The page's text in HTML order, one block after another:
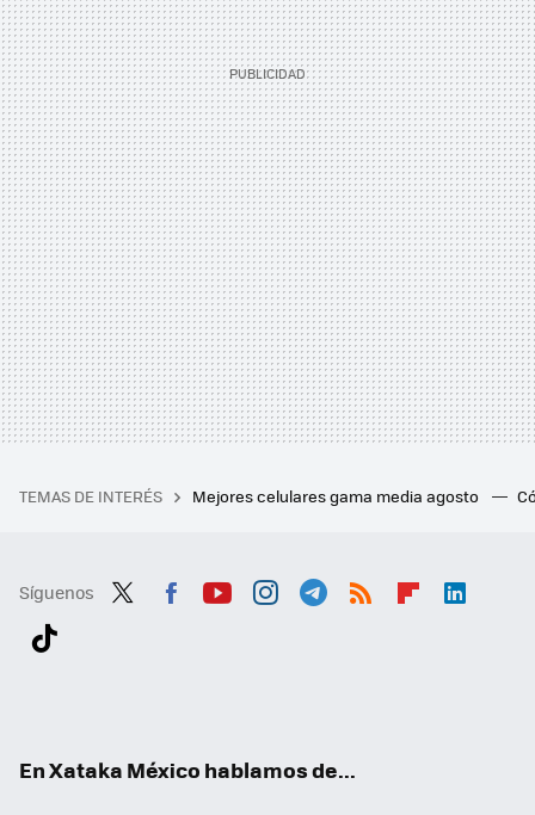
TEMAS DE INTERÉS Mejores celulares gama media agosto
Síguenos
En Xataka México hablamos de...